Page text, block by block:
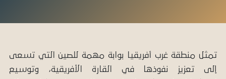
تمثل منطقة غرب أفريقيا بوابة مهمة للصين التي تسعى
إلى تعزيز نفوذها في القارة الأفريقية، وتوسيع